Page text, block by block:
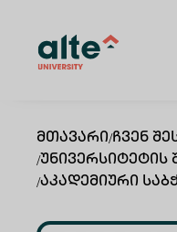
Მთავარი/Ჩვენ
/Უნივერსიტეტის
/Აკადემიური